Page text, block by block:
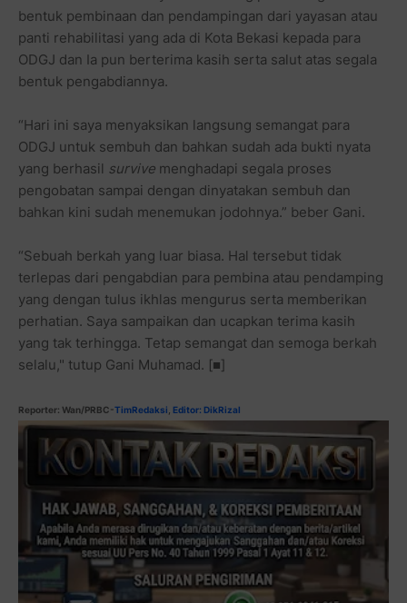
bentuk pembinaan dan pendampingan dari yayasan atau
panti rehabilitasi yang ada di Kota Bekasi kepada para
ODGJ dan Ia pun berterima kasih serta salut atas segala
bentuk pengabdiannya.
“Hari ini saya menyaksikan langsung semangat para
ODGJ untuk sembuh dan bahkan sudah ada bukti nyata
yang berhasil survive menghadapi segala proses
pengobatan sampai dengan dinyatakan sembuh dan
bahkan kini sudah menemukan jodohnya.” beber Gani.
“Sebuah berkah yang luar biasa. Hal tersebut tidak
terlepas dari pengabdian para pembina atau pendamping
yang dengan tulus ikhlas mengurus serta memberikan
perhatian. Saya sampaikan dan ucapkan terima kasih
yang tak terhingga. Tetap semangat dan semoga berkah
selalu," tutup Gani Muhamad. [■]
Reporter: Wan/PRBC-TimRedaksi, Editor: DikRizal